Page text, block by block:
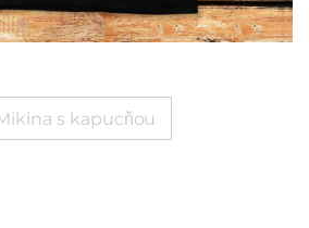
s kapucňou